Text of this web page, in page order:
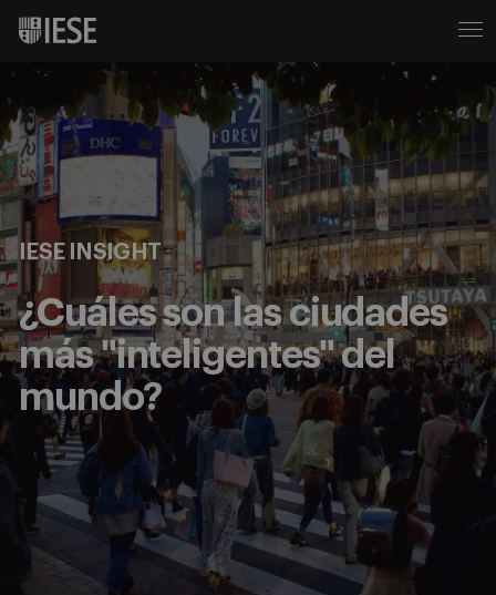
IESE INSIGHT
¿Cuáles son las ciudades
más "inteligentes" del
mundo?